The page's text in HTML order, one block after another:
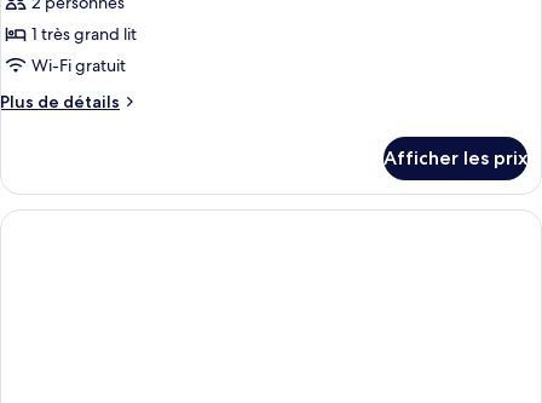
Sea
view
Balcony
Balcony
photos
pour
ce
type
de
Sea
View
Deluxe
1 très grand lit
Wi-Fi gratuit
Plus de détails
Plus
Sea
View
Deluxe
Afficher les prix